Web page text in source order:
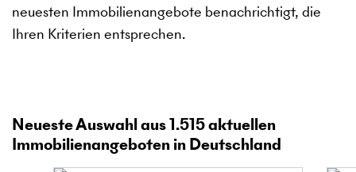
neuesten Immobilienangebote benachrichtigt, die
Ihren Kriterien entsprechen.
Neueste Auswahl aus1.515aktuellen
Immobilienangeboten in Deutschland